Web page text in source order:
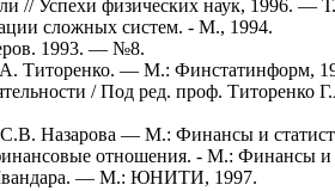
// Успехи физических наук, 1996. —
сложных систем. - М., 1994.
1993. ― №8.
Титоренко. — М.: Финстатинформ,
/ Под ред. проф.
Назарова — М.: Финансы и
отношения. - М.: Финансы и
― М.: ЮНИТИ, 1997.